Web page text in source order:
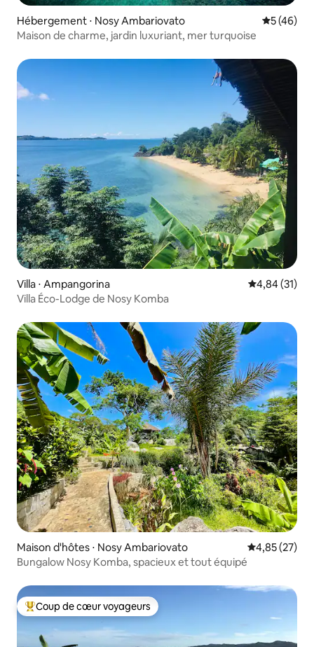
Hébergement ⋅ Nosy Ambariovato
5 (46)
Maison de charme, jardin luxuriant, mer turquoise
Villa ⋅ Ampangorina Évaluation
4,84 (31)
Villa Éco-Lodge de Nosy Komba
Maison d'hôtes ⋅ Nosy Ambariovato Évaluation
4,85 (27)
Bungalow Nosy Komba, spacieux et tout équipé
Coups de cœur voyageurs les plus appréciés
Coup de cœur voyageurs